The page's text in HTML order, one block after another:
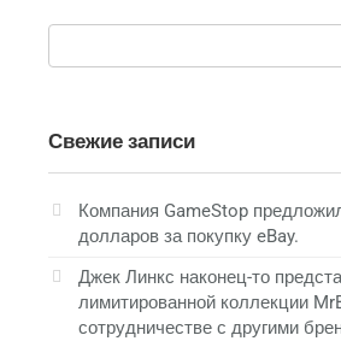
Поиск:
Свежие записи
Компания GameStop
долларов за покупку eBay.
Джек Линкс наконец-то
лимитированной коллекции
сотрудничестве с другими